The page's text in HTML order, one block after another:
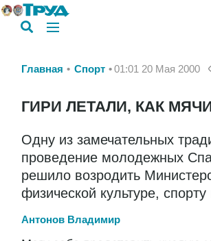
Главная Спорт 01:01 20 Мая 2000
ГИРИ ЛЕТАЛИ, КАК
Одну из замечательных
проведение молодежных
решило возродить
физической культуре, спорту
Антонов Владимир